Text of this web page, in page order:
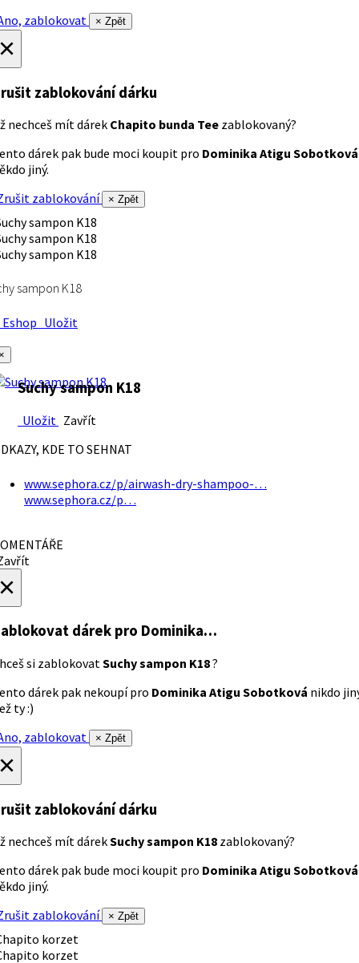
zablokovat
× Zpět
zablokování dárku
nechceš mít dárek Chapito bunda Tee zablokovaný?
dárek pak bude moci koupit pro Dominika Atigu Sobotková
jiný.
zablokování
× Zpět
sampon K18
Uložit
Suchy sampon K18
Uložit Zavřít
KDE TO SEHNAT
www.sephora.cz/p/airwash-dry-shampoo-…
www.sephora.cz/p…
dárek pro Dominika…
si zablokovatSuchy sampon K18?
dárek pak nekoupí pro Dominika Atigu Sobotková nikdo
ty :)
zablokovat
× Zpět
zablokování dárku
nechceš mít dárekSuchy sampon K18 zablokovaný?
dárek pak bude moci koupit pro Dominika Atigu Sobotková
jiný.
zablokování
× Zpět